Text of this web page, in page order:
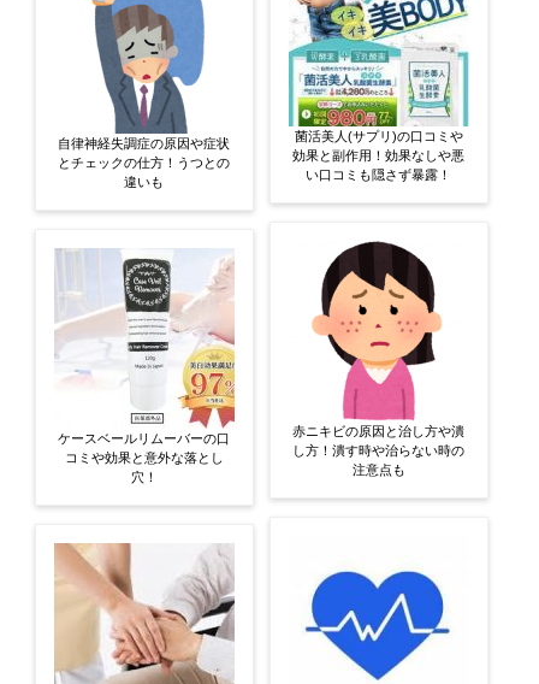
自律神経失調症の原因や症状
とチェックの仕方！うつとの
違いも
ケースベールリムーバーの口
コミや効果と意外な落とし
穴！
菌活美人(サプリ)の口コミや
効果と副作用！効果なしや悪
い口コミも隠さず暴露！
赤ニキビの原因と治し方や潰
し方！潰す時や治らない時の
注意点も